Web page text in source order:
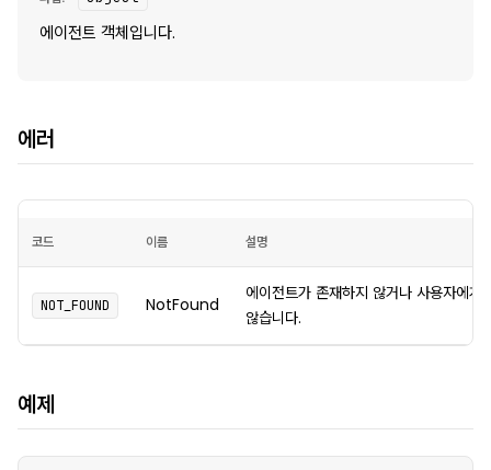
에이전트 객체입니다.
에러
코드 이름 설명
NOT_FOUND NotFound
에이전트가 존재하지 않거나 사용자에게
않습니다.
예제